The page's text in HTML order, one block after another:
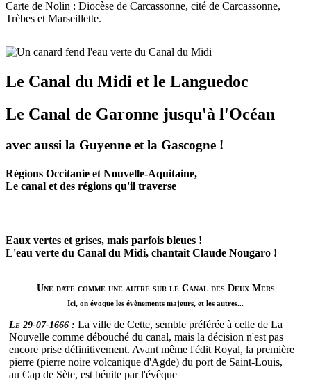
Carte de Nolin : Diocèse de Carcassonne, cité de Carcassonne,
Trèbes et Marseillette.
Le Canal du Midi et le Languedoc
Le Canal de Garonne jusqu'à l'Océan
avec aussi la Guyenne et la Gascogne !
Régions Occitanie et Nouvelle-Aquitaine,
Le canal et des régions qu'il traverse
Eaux vertes et grises, mais parfois bleues !
L'eau verte du Canal du Midi, chantait Claude Nougaro !
Une date comme une autre sur le Canal des Deux Mers
Ici, on évoque les évènements majeurs, et les autres...
Le 29-07-1666 : La ville de Cette, semble préférée à celle de La
Nouvelle comme débouché du canal, mais la décision n'est pas
encore prise définitivement. Avant même l'édit Royal, la première
pierre (pierre noire volcanique d'Agde) du port de Saint-Louis,
au Cap de Sète, est bénite par l'évêque